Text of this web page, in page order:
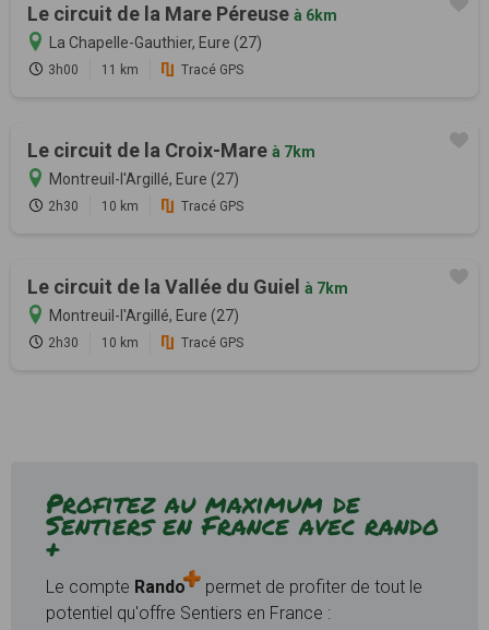
Le circuit de la Mare Péreuse à 6km
La Chapelle-Gauthier, Eure (27)
3h00 11 km Tracé GPS
Le circuit de la Croix-Mare à 7km
Montreuil-l'Argillé, Eure (27)
2h30 10 km Tracé GPS
Le circuit de la Vallée du Guiel à 7km
Montreuil-l'Argillé, Eure (27)
2h30 10 km Tracé GPS
Profitez au maximum de
Sentiers en France avec rando
+
Le compte Rando
permet de profiter de tout le
potentiel qu'offre Sentiers en France :